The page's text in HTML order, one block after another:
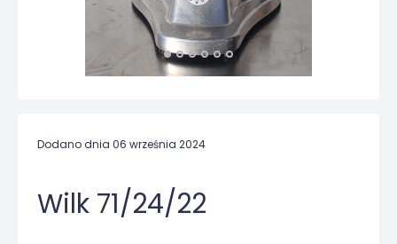
Dodano dnia 06 września 2024
Wilk 71/24/22